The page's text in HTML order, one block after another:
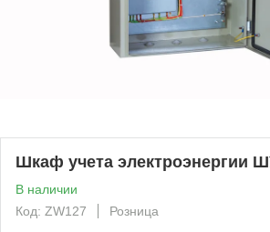
Шкаф учета электроэнергии
В наличии
Код: ZW127
Розница